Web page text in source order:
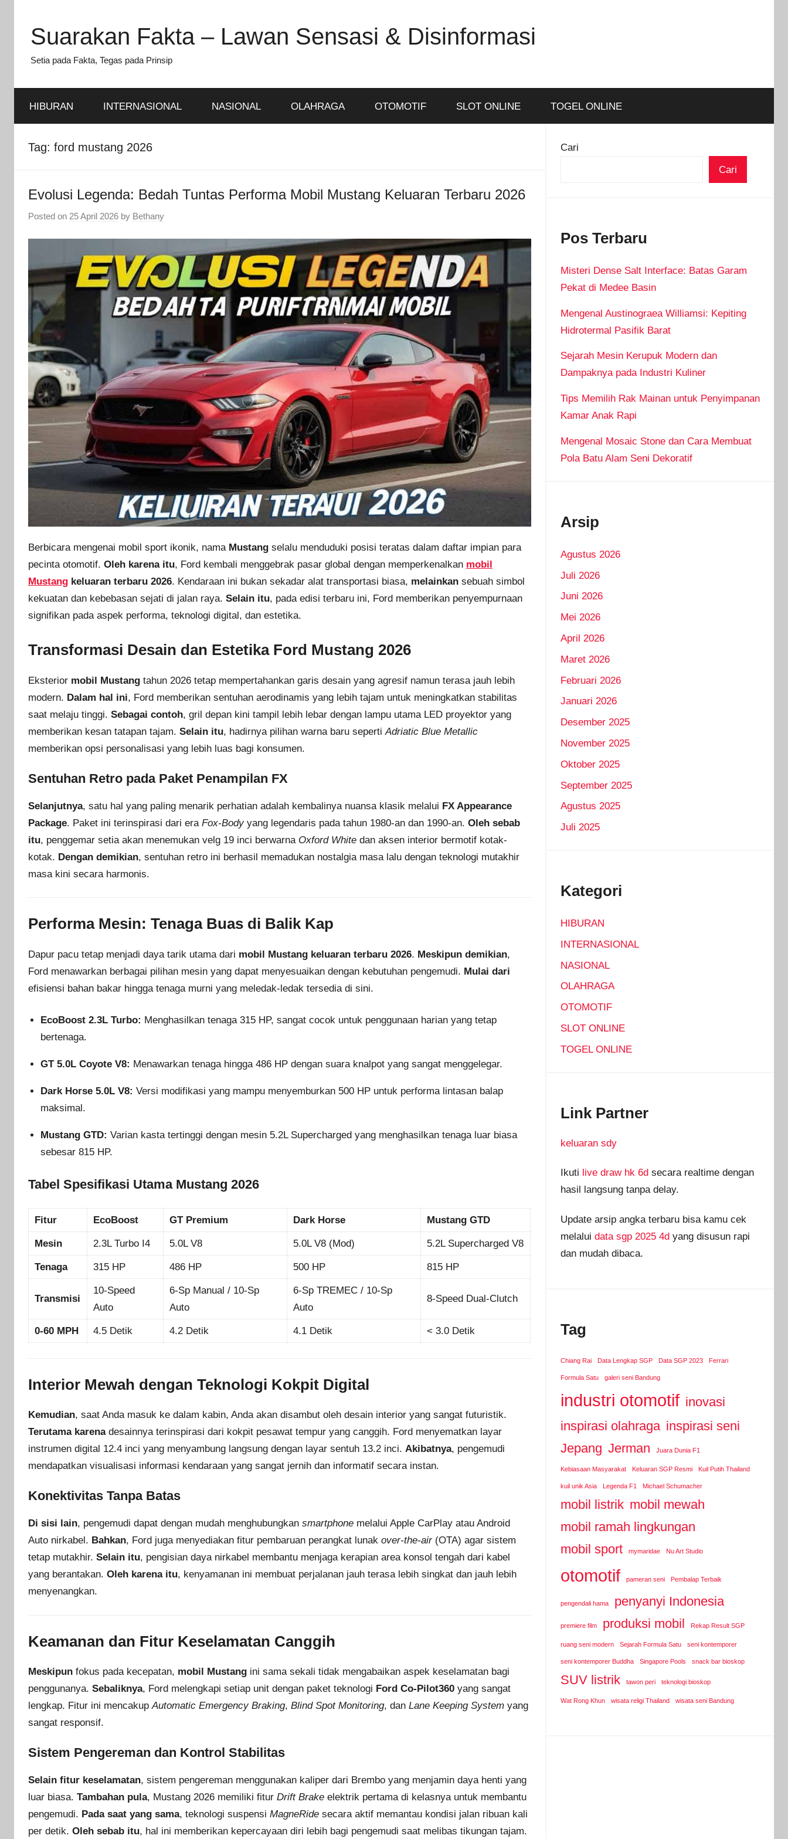
contentSuarakan Fakta – Lawan Sensasi & Disinformasi
Setia pada Fakta, Tegas pada Prinsip
HIBURAN INTERNASIONAL NASIONAL OLAHRAGA OTOMOTIF SLOT ONLINE TOGEL ONLINE
Tag: ford mustang 2026
Evolusi Legenda: Bedah Tuntas Performa Mobil Mustang Keluaran Terbaru 2026
Posted on 25 April 2026 by Bethany
Berbicara mengenai mobil sport ikonik, nama Mustang selalu menduduki posisi teratas dalam daftar impian para
pecinta otomotif. Oleh karena itu, Ford kembali menggebrak pasar global dengan memperkenalkan mobil
Mustang keluaran terbaru 2026. Kendaraan ini bukan sekadar alat transportasi biasa, melainkan sebuah simbol
kekuatan dan kebebasan sejati di jalan raya. Selain itu, pada edisi terbaru ini, Ford memberikan penyempurnaan
signifikan pada aspek performa, teknologi digital, dan estetika.
Transformasi Desain dan Estetika Ford Mustang 2026
Eksterior mobil Mustang tahun 2026 tetap mempertahankan garis desain yang agresif namun terasa jauh lebih
modern. Dalam hal ini, Ford memberikan sentuhan aerodinamis yang lebih tajam untuk meningkatkan stabilitas
saat melaju tinggi. Sebagai contoh, gril depan kini tampil lebih lebar dengan lampu utama LED proyektor yang
memberikan kesan tatapan tajam. Selain itu, hadirnya pilihan warna baru seperti Adriatic Blue Metallic
memberikan opsi personalisasi yang lebih luas bagi konsumen.
Sentuhan Retro pada Paket Penampilan FX
Selanjutnya, satu hal yang paling menarik perhatian adalah kembalinya nuansa klasik melalui FX Appearance
Package. Paket ini terinspirasi dari era Fox-Bodyyang legendaris pada tahun 1980-an dan 1990-an. Oleh sebab
itu, penggemar setia akan menemukan velg 19 inci berwarna Oxford White dan aksen interior bermotif kotak-
kotak. Dengan demikian, sentuhan retro ini berhasil memadukan nostalgia masa lalu dengan teknologi mutakhir
masa kini secara harmonis.
Performa Mesin: Tenaga Buas di Balik Kap
Dapur pacu tetap menjadi daya tarik utama dari mobil Mustang keluaran terbaru 2026. Meskipun demikian,
Ford menawarkan berbagai pilihan mesin yang dapat menyesuaikan dengan kebutuhan pengemudi. Mulai dari
efisiensi bahan bakar hingga tenaga murni yang meledak-ledak tersedia di sini.
EcoBoost 2.3L Turbo: Menghasilkan tenaga 315 HP, sangat cocok untuk penggunaan harian yang tetap
bertenaga.
GT 5.0L Coyote V8: Menawarkan tenaga hingga 486 HP dengan suara knalpot yang sangat menggelegar.
Dark Horse 5.0L V8: Versi modifikasi yang mampu menyemburkan 500 HP untuk performa lintasan balap
maksimal.
Mustang GTD: Varian kasta tertinggi dengan mesin 5.2L Supercharged yang menghasilkan tenaga luar biasa
sebesar 815 HP.
Tabel Spesifikasi Utama Mustang 2026
Fitur EcoBoost GT Premium Dark Horse Mustang GTD
Mesin 2.3L Turbo I4 5.0L V8 5.0L V8 (Mod) 5.2L Supercharged V8
Tenaga 315 HP 486 HP 500 HP 815 HP
Transmisi
10-Speed
Auto
6-Sp Manual / 10-Sp
Auto
6-Sp TREMEC / 10-Sp
Auto
8-Speed Dual-Clutch
0-60 MPH 4.5 Detik 4.2 Detik 4.1 Detik < 3.0 Detik
Interior Mewah dengan Teknologi Kokpit Digital
Kemudian, saat Anda masuk ke dalam kabin, Anda akan disambut oleh desain interior yang sangat futuristik.
Terutama karenadesainnya terinspirasi dari kokpit pesawat tempur yang canggih. Ford menyematkan layar
instrumen digital 12.4 inci yang menyambung langsung dengan layar sentuh 13.2 inci. Akibatnya, pengemudi
mendapatkan visualisasi informasi kendaraan yang sangat jernih dan informatif secara instan.
Konektivitas Tanpa Batas
Di sisi lain, pengemudi dapat dengan mudah menghubungkan smartphone melalui Apple CarPlay atau Android
Auto nirkabel. Bahkan, Ford juga menyediakan fitur pembaruan perangkat lunak over-the-air(OTA) agar sistem
tetap mutakhir. Selain itu, pengisian daya nirkabel membantu menjaga kerapian area konsol tengah dari kabel
yang berantakan. Oleh karena itu, kenyamanan ini membuat perjalanan jauh terasa lebih singkat dan jauh lebih
menyenangkan.
Keamanan dan Fitur Keselamatan Canggih
Meskipun fokus pada kecepatan, mobil Mustang ini sama sekali tidak mengabaikan aspek keselamatan bagi
penggunanya. Sebaliknya, Ford melengkapi setiap unit dengan paket teknologi Ford Co-Pilot360 yang sangat
lengkap. Fitur ini mencakupAutomatic Emergency Braking, Blind Spot Monitoring, dan Lane Keeping System yang
sangat responsif.
Sistem Pengereman dan Kontrol Stabilitas
Selain fitur keselamatan, sistem pengereman menggunakan kaliper dari Brembo yang menjamin daya henti yang
luar biasa. Tambahan pula, Mustang 2026 memiliki fitur Drift Brake elektrik pertama di kelasnya untuk membantu
pengemudi. Pada saat yang sama, teknologi suspensi MagneRide secara aktif memantau kondisi jalan ribuan kali
per detik. Oleh sebab itu, hal ini memberikan kepercayaan diri lebih bagi pengemudi saat melibas tikungan tajam.
Cari
Cari
Pos Terbaru
Misteri Dense Salt Interface: Batas Garam
Pekat di Medee Basin
Mengenal Austinograea Williamsi: Kepiting
Hidrotermal Pasifik Barat
Sejarah Mesin Kerupuk Modern dan
Dampaknya pada Industri Kuliner
Tips Memilih Rak Mainan untuk Penyimpanan
Kamar Anak Rapi
Mengenal Mosaic Stone dan Cara Membuat
Pola Batu Alam Seni Dekoratif
Arsip
Agustus 2026
Juli 2026
Juni 2026
Mei 2026
April 2026
Maret 2026
Februari 2026
Januari 2026
Desember 2025
November 2025
Oktober 2025
September 2025
Agustus 2025
Juli 2025
Kategori
HIBURAN
INTERNASIONAL
NASIONAL
OLAHRAGA
OTOMOTIF
SLOT ONLINE
TOGEL ONLINE
Link Partner
keluaran sdy
Ikuti live draw hk 6d secara realtime dengan
hasil langsung tanpa delay.
Update arsip angka terbaru bisa kamu cek
melalui data sgp 2025 4dyang disusun rapi
dan mudah dibaca.
Tag
Chiang Rai Data Lengkap SGP Data SGP 2023 Ferrari
Formula Satu galeri seni Bandung
industri otomotif inovasi
inspirasi olahraga inspirasi seni
Jepang Jerman Juara Dunia F1
Kebiasaan Masyarakat Keluaran SGP Resmi Kuil Putih Thailand
kuil unik Asia Legenda F1 Michael Schumacher
mobil listrik mobil mewah
mobil ramah lingkungan
mobil sport
mymaridae Nu Art Studio
otomotif pameran seni Pembalap Terbaik
pengendali hama penyanyi Indonesia
premiere film produksi mobil Rekap Result SGP
ruang seni modern Sejarah Formula Satu seni kontemporer
seni kontemporer Buddha Singapore Pools snack bar bioskop
SUV listrik tawon peri teknologi bioskop
Wat Rong Khun wisata religi Thailand wisata seni Bandung